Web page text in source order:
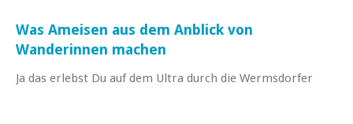
Was Ameisen aus dem Anblick von
Wanderinnen machen
Ja das erlebst Du auf dem Ultra durch die Wermsdorfer